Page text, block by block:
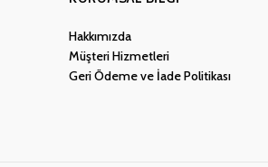
Hakkımızda
Müşteri Hizmetleri
Geri Ödeme ve İade Politikası